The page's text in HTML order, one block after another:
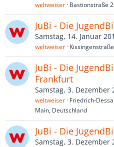
weltweiser Bastionstraße
JuBi - Die
Samstag, 14. Januar
weltweiser
JuBi - Die
Frankfurt
Samstag, 3. Dezember
weltweiser Friedrich-
Main, Deutschland
JuBi - Die
Samstag, 3. Dezember